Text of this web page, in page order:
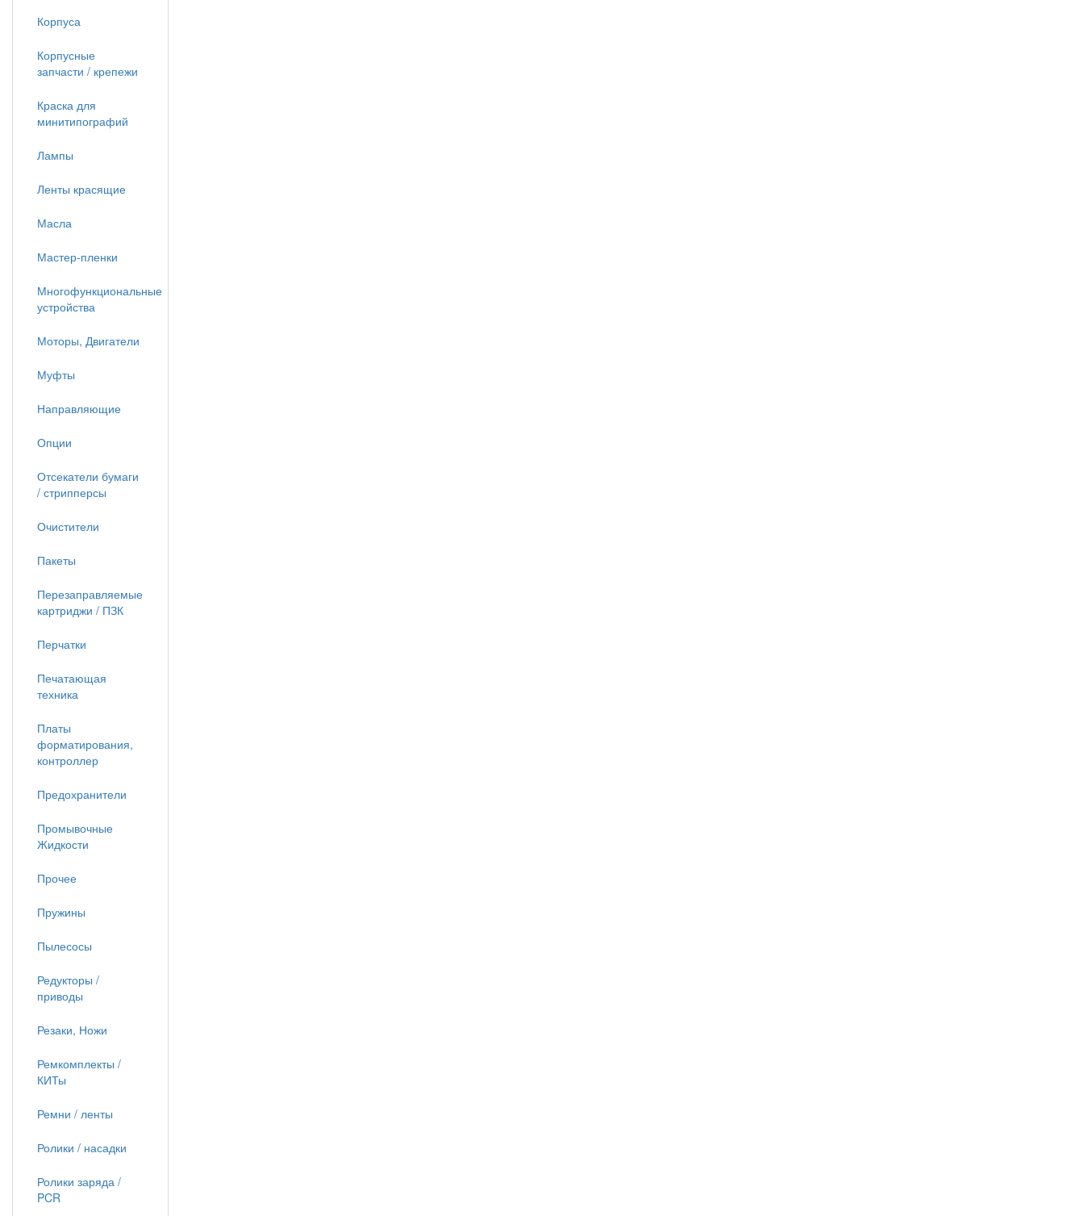
Корпуса
Корпусные
запчасти / крепежи
Краска для
минитипографий
Лампы
Ленты красящие
Масла
Мастер-пленки
Многофункциональные
устройства
Моторы, Двигатели
Муфты
Направляющие
Опции
Отсекатели бумаги
/ стрипперсы
Очистители
Пакеты
Перезаправляемые
картриджи / ПЗК
Перчатки
Печатающая
техника
Платы
форматирования,
контроллер
Предохранители
Промывочные
Жидкости
Прочее
Пружины
Пылесосы
Редукторы /
приводы
Резаки, Ножи
Ремкомплекты /
КИТы
Ремни / ленты
Ролики / насадки
Ролики заряда /
PCR